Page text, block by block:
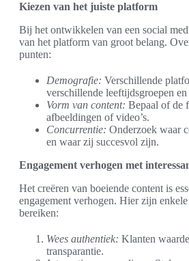
Kiezen van het juiste platform
Bij het ontwikkelen van een social
van het platform van groot belang.
punten:
Demografie: Verschillende
verschillende leeftijdsgroepen en
Vorm van content: Bepaal of de
afbeeldingen of video’s.
Concurrentie: Onderzoek waar
en waar zij succesvol zijn.
Engagement verhogen met
Het creëren van boeiende content is
engagement verhogen. Hier zijn
bereiken:
Wees authentiek: Klanten
transparantie.